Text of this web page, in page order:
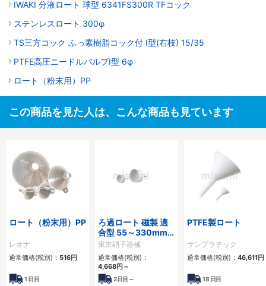
IWAKI 分液ロート 球型 6341FS300R TFコック
ステンレスロート 300φ
TS三方コック ふっ素樹脂コック付 Ⅰ型(右枝) 15/35
PTFE高圧ニードルバルブI型 6φ
ロート（粉末用）PP
この商品を見た人は、こんな商品も見ています
ロート（粉末用）PP
レオナ
通常価格(税別)： 516円
1 日目
ろ過ロート 磁製 適
合型 55～330mm
用
東京硝子器械
通常価格(税別)：
4,668円 ～
2日目～
PTFE製ロート
サンプラテック
通常価格(税別)： 46,611円
18 日目